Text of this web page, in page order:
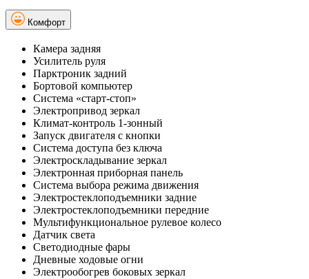
Комфорт
Камера задняя
Усилитель руля
Парктроник задний
Бортовой компьютер
Система «старт-стоп»
Электропривод зеркал
Климат-контроль 1-зонный
Запуск двигателя с кнопки
Система доступа без ключа
Электроскладывание зеркал
Электронная приборная панель
Система выбора режима движения
Электростеклоподъемники задние
Электростеклоподъемники передние
Мультифункциональное рулевое колесо
Датчик света
Светодиодные фары
Дневные ходовые огни
Электрообогрев боковых зеркал